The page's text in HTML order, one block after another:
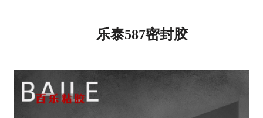
乐泰587密封胶